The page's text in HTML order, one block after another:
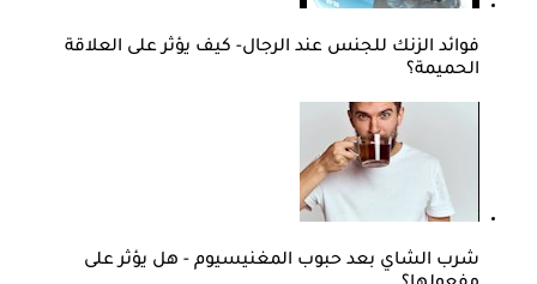
فوائد الزنك للجنس عند الرجال- كيف يؤثر على العلاقة
الحميمة؟
شرب الشاي بعد حبوب المغنيسيوم - هل يؤثر على